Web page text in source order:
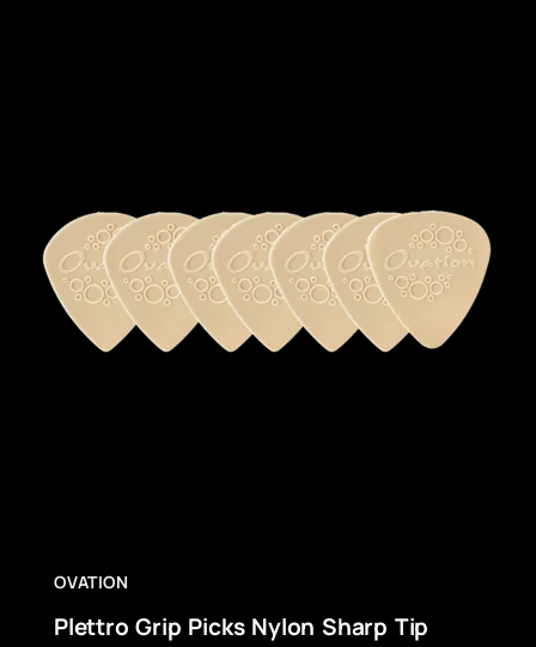
OVATION
Plettro Grip Picks Nylon Sharp Tip